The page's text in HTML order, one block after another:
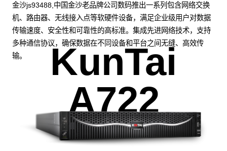
金沙js93488,中国金沙老品牌公司数码推出一系列包含网络交换
机、路由器、无线接入点等软硬件设备，满足企业级用户对数据
传输速度、安全性和可靠性的高标准。集成先进网络技术，支持
多种通信协议，确保数据在不同设备和平台之间无缝、高效传
输。
KunTai
A722